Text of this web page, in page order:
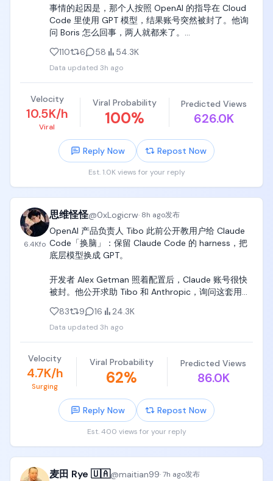
涉及军事或双重用途，否则数据本质上就是一种商
品，中国本身也不缺高素质的研发和数学人才，盲目
搞全面封锁反而容易再引发一轮贸易战和反制，而且
位。
更多时候，品牌方会把推广需求统一交给不同的中介
或者媒介公司。
中介收到需求之后，再根据品牌预算、账号类型和内
容方向，寻找合适的博主。
在这个过程中，大家经常会听到一个词，叫做「返
点」。
简单来说，就是中介从博主的订单报价里收取一定比
例的返佣。
比如一个博主的视频报价是 1 万块钱。
也就是说，这个博主虽然接到了一笔 1 万块钱的订单，
但需要返给中介 3000 到 4500 元，自己最后到手大
概是 5500 到 7000 元。
中介的日常工作就是收集一大堆意向博主，然后根据
返点和利润来确定哪些博主进行合作。
除了返点，接商单的时候还会遇到几个常见的术语：
水下，指的是不通过平台报备。
档期，就是这条内容计划发布的时间。
我觉得接商单最难的，其实是开头。
当你还没有合作案例的时候，很少会有品牌或者中介
主动来找你，你自己也不知道应该去哪里接单。
但是，只要完成了前几次合作，逐渐有了一些案例，
后面就会有越来越多的中介来找你询单。
事情的起因是，那个人按照 OpenAI 的指导在 Cloud
Code 里使用 GPT 模型，结果账号突然被封了。他询
问 Boris 怎么回事，两人就都来了。
随后，Boris 邀请 Tibo去 Anthropic，Table 说不去
了，并顺手重置了 Codex 的限制。
估计这是为了恶心 Anthropic，说他们不开放。
有人说，大部分人都是周末重置，但周末的这种重置
是表演性质的，没有什么意义。所以 Tibo 就说，周一
还有一次重置
110 6 58 54.3K
Data updated 3h ago
Velocity
10.5K/h
Viral
Viral Probability
100%
Predicted Views
626.0K
Reply Now Repost Now
Est. 1.0K views for your reply
6.4Kfo
思维怪怪@0xLogicrw· 8h ago发布
OpenAI 产品负责人 Tibo 此前公开教用户给 Claude
Code「换脑」：保留 Claude Code 的 harness，把
底层模型换成 GPT。
开发者 Alex Getman 照着配置后，Claude 账号很快
被封。他公开求助 Tibo 和 Anthropic，询问这套用法
Tibo 随即开始阴阳：「我很想帮你，可惜我不在
Anthropic 工作。」他还补了一句，因为把 Claude
Code harness 配其他模型就封号，「确实挺奇怪」，
并问还有没有其他人中招。
Claude Code 负责人 Boris Cherny 很快下场。他明
确表示，Anthropic 不会因为 harness 搭配其他模型
就封号，这次几乎肯定是其他风控误触发。账号随后
而且接下来几周还有不少新产品要发，暂时哪也不
83 9 16 24.3K
Data updated 3h ago
Velocity
4.7K/h
Surging
Viral Probability
62%
Predicted Views
86.0K
Reply Now Repost Now
Est. 400 views for your reply
麦田 Rye 🇺🇦@maitian99·7h ago发布